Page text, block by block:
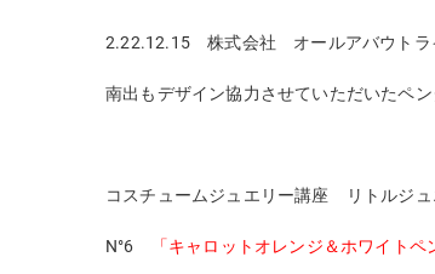
2.22.12.15 株式会社 オールアバウトラ
南出もデザイン協力させていただいたペ
コスチュームジュエリー講座 リトルジュ
N°6 「キャロットオレンジ＆ホワイトペ